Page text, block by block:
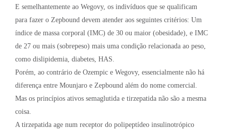
E semelhantemente ao Wegovy, os indivíduos que se qualificam
para fazer o Zepbound devem atender aos seguintes critérios: Um
índice de massa corporal (IMC) de 30 ou maior (obesidade), e IMC
de 27 ou mais (sobrepeso) mais uma condição relacionada ao peso,
como dislipidemia, diabetes, HAS.
Porém, ao contrário de Ozempic e Wegovy, essencialmente não há
diferença entre Mounjaro e Zepbound além do nome comercial.
Mas os princípios ativos semaglutida e tirzepatida não são a mesma
coisa.
A tirzepatida age num receptor do polipeptídeo insulinotrópico